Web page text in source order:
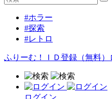
#ホラー
#探索
#レトロ
ふりーむ！ＩＤ登録（無料）
ログイン